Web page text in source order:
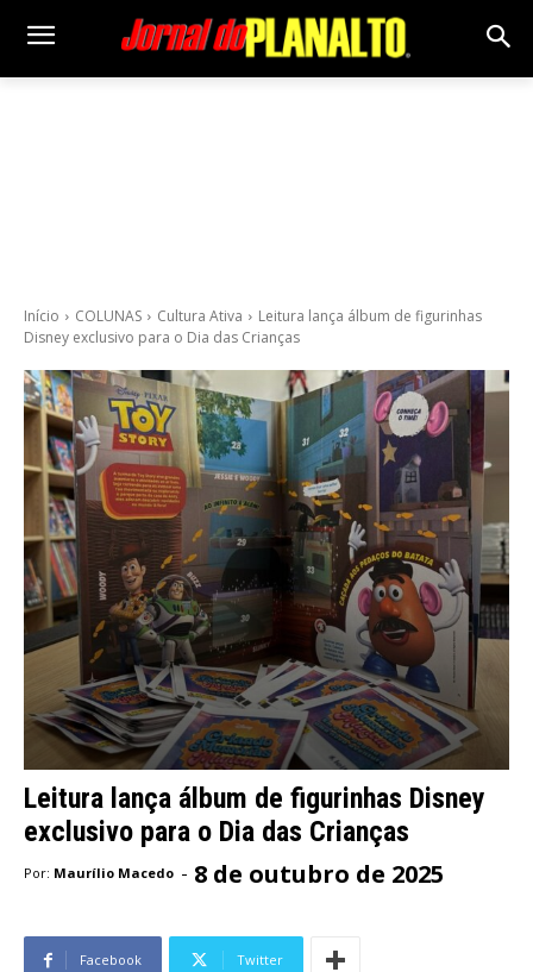
Início COLUNAS Cultura Ativa
Leitura lança álbum de figurinhas
Disney exclusivo para o Dia das Crianças
Leitura lança álbum de figurinhas Disney
exclusivo para o Dia das Crianças
Por: Maurílio Macedo - 8 de outubro de 2025
Facebook Twitter